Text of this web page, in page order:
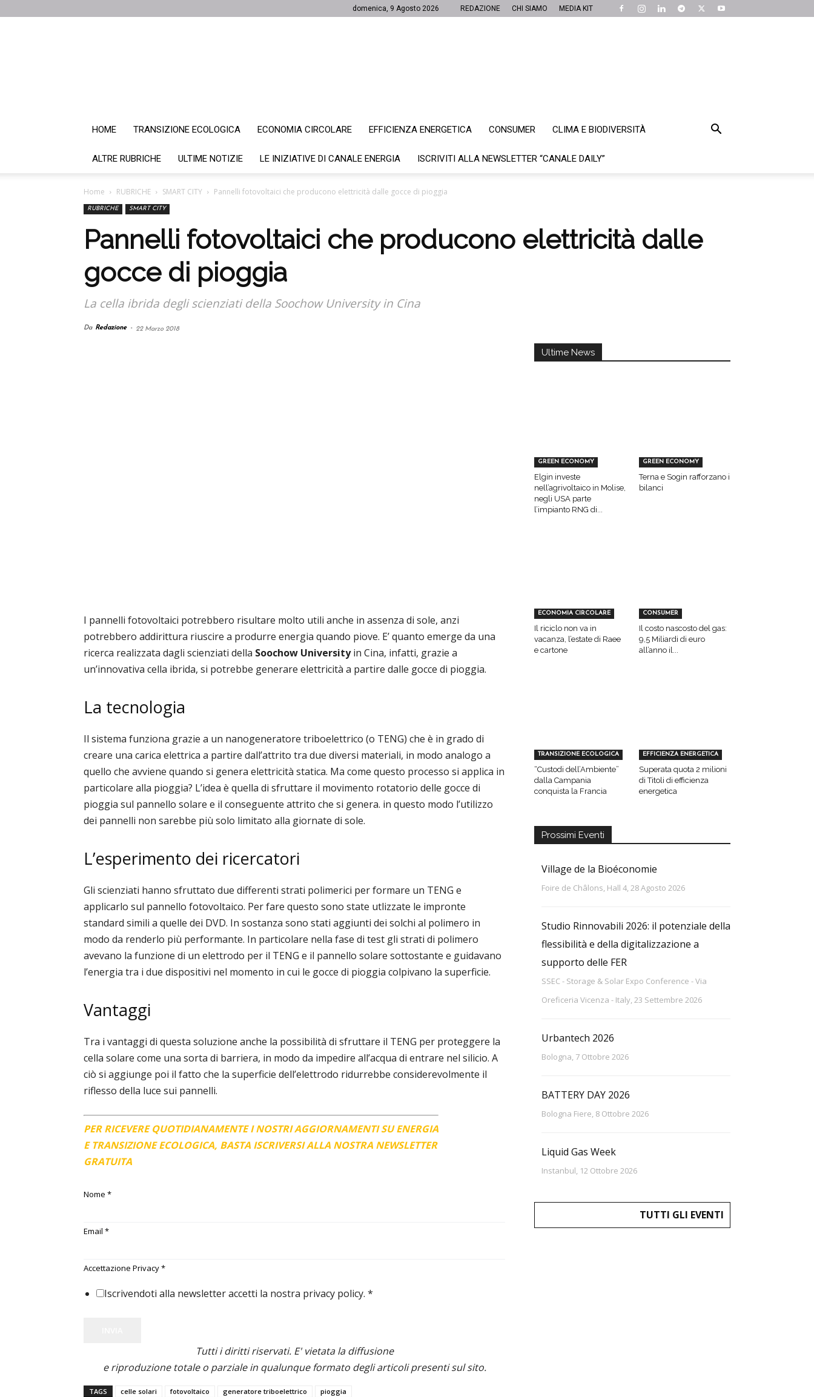
domenica, 9 Agosto 2026 REDAZIONE CHI SIAMO MEDIA KIT
HOME TRANSIZIONE ECOLOGICA ECONOMIA CIRCOLARE EFFICIENZA ENERGETICA CONSUMER CLIMA E BIODIVERSITÀ
ALTRE RUBRICHE ULTIME NOTIZIE LE INIZIATIVE DI CANALE ENERGIA ISCRIVITI ALLA NEWSLETTER “CANALE DAILY”
Home RUBRICHE SMART CITY Pannelli fotovoltaici che producono elettricità dalle gocce di pioggia
RUBRICHE SMART CITY
Pannelli fotovoltaici che producono elettricità dalle
gocce di pioggia
La cella ibrida degli scienziati della Soochow University in Cina
Da Redazione - 22 Marzo 2018
I pannelli fotovoltaici potrebbero risultare molto utili anche in assenza di sole, anzi
potrebbero addirittura riuscire a produrre energia quando piove. E’ quanto emerge da una
ricerca realizzata dagli scienziati della Soochow Universityin Cina, infatti, grazie a
un’innovativa cella ibrida, si potrebbe generare elettricità a partire dalle gocce di pioggia.
La tecnologia
Il sistema funziona grazie a un nanogeneratore triboelettrico (o TENG) che è in grado di
creare una carica elettrica a partire dall’attrito tra due diversi materiali, in modo analogo a
quello che avviene quando si genera elettricità statica. Ma come questo processo si applica in
particolare alla pioggia? L’idea è quella di sfruttare il movimento rotatorio delle gocce di
pioggia sul pannello solare e il conseguente attrito che si genera. in questo modo l’utilizzo
dei pannelli non sarebbe più solo limitato alla giornate di sole.
L’esperimento dei ricercatori
Gli scienziati hanno sfruttato due differenti strati polimerici per formare un TENG e
applicarlo sul pannello fotovoltaico. Per fare questo sono state utlizzate le impronte
standard simili a quelle dei DVD. In sostanza sono stati aggiunti dei solchi al polimero in
modo da renderlo più performante. In particolare nella fase di test gli strati di polimero
avevano la funzione di un elettrodo per il TENG e il pannello solare sottostante e guidavano
l’energia tra i due dispositivi nel momento in cui le gocce di pioggia colpivano la superficie.
Vantaggi
Tra i vantaggi di questa soluzione anche la possibilità di sfruttare il TENG per proteggere la
cella solare come una sorta di barriera, in modo da impedire all’acqua di entrare nel silicio. A
ciò si aggiunge poi il fatto che la superficie dell’elettrodo ridurrebbe considerevolmente il
riflesso della luce sui pannelli.
PER RICEVERE QUOTIDIANAMENTE I NOSTRI AGGIORNAMENTI SU ENERGIA
E TRANSIZIONE ECOLOGICA, BASTA ISCRIVERSI ALLA NOSTRA NEWSLETTER
GRATUITA
Nome *
Email *
Accettazione Privacy*
Iscrivendoti alla newsletter accetti la nostra privacy policy. *
Tutti i diritti riservati. E' vietata la diffusione
e riproduzione totale o parziale in qualunque formato degli articoli presenti sul sito.
TAGS celle solari fotovoltaico generatore triboelettrico pioggia
Ultime News
GREEN ECONOMY
Elgin investe
nell’agrivoltaico in Molise,
negli USA parte
l’impianto RNG di...
GREEN ECONOMY
Terna e Sogin rafforzano i
bilanci
ECONOMIA CIRCOLARE
Il riciclo non va in
vacanza, l’estate di Raee
e cartone
CONSUMER
Il costo nascosto del gas:
9,5 Miliardi di euro
all’anno il...
TRANSIZIONE ECOLOGICA
“Custodi dell’Ambiente”
dalla Campania
conquista la Francia
EFFICIENZA ENERGETICA
Superata quota 2 milioni
di Titoli di efficienza
energetica
Prossimi Eventi
Village de la Bioéconomie
Foire de Châlons, Hall 4, 28 Agosto 2026
Studio Rinnovabili 2026: il potenziale della
flessibilità e della digitalizzazione a
supporto delle FER
SSEC - Storage & Solar Expo Conference - Via
Oreficeria Vicenza - Italy, 23 Settembre 2026
Urbantech 2026
Bologna, 7 Ottobre 2026
BATTERY DAY 2026
Bologna Fiere, 8 Ottobre 2026
Liquid Gas Week
Instanbul, 12 Ottobre 2026
TUTTI GLI EVENTI